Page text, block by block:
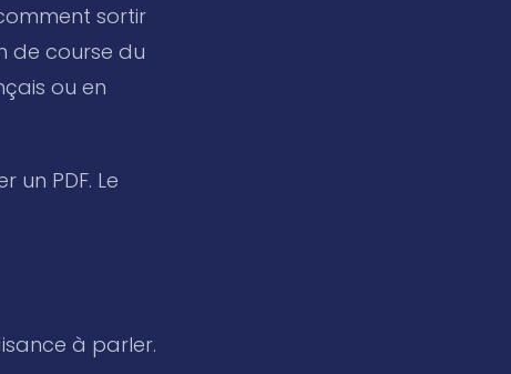
sortir
de course du
ou en
un PDF. Le
à parler.